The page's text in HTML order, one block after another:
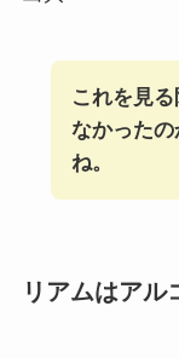
これを見
なかった
ね。
リアムはアル